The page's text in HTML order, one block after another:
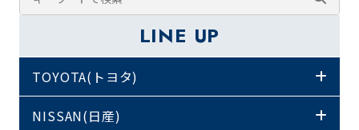
LINE UP
TOYOTA(トヨタ)
NISSAN(日産)